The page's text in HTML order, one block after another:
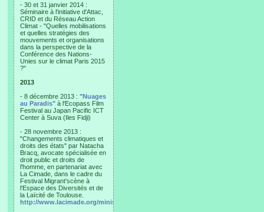
- 30 et 31 janvier 2014 :
Séminaire à l'initiative d'Attac,
CRID et du Réseau Action
Climat - "Quelles mobilisations
et quelles stratégies des
mouvements et organisations
dans la perspective de la
Conférence des Nations-
Unies sur le climat Paris 2015
?"
2013
- 8 décembre 2013 : "Nuages
au Paradis" à l'Ecopass Film
Festival au Japan Pacific ICT
Center à Suva (Iles Fidji)
- 28 novembre 2013 :
"Changements climatiques et
droits des états" par Natacha
Bracq, avocate spécialisée en
droit public et droits de
l'homme, en partenariat avec
La Cimade, dans le cadre du
Festival Migrant'scène à
l'Espace des Diversités et de
la Laïcité de Toulouse.
http://www.lacimade.org/minisites/migrantscene